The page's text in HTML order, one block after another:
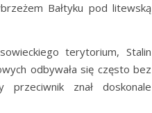
Bałtyku pod litewską
terytorium, Stalin
odbywała się często bez
znał doskonale